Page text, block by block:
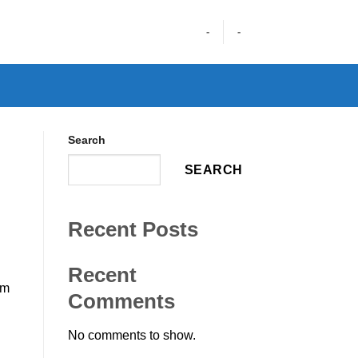
- -
Search
SEARCH
Recent Posts
Recent
Comments
No comments to show.